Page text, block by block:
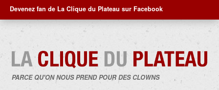
Devenez fan de La Clique du Plateau sur Facebook
PARCE QU'ON NOUS PREND POUR DES CLOWNS